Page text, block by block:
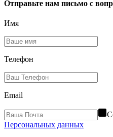
Отправьте нам письмо с
Имя
Телефон
Email
Персональных данных